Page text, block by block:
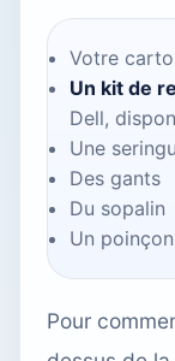
Votre
Un kit de
Dell,
Une
Des gants
Du sopalin
Un poinçon
Pour